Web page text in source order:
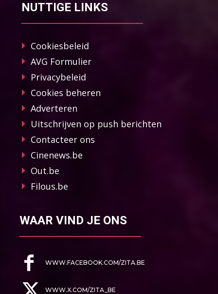
NUTTIGE LINKS
Cookiesbeleid
AVG Formulier
Privacybeleid
Cookies beheren
Adverteren
Uitschrijven op push berichten
Contacteer ons
Cinenews.be
Out.be
Filous.be
WAAR VIND JE ONS
WWW.FACEBOOK.COM/ZITA.BE
WWW.X.COM/ZITA_BE